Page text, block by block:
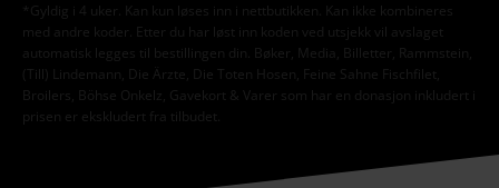
*Gyldig i 4 uker. Kan kun løses inn i nettbutikken. Kan ikke kombineres
med andre koder. Etter du har løst inn koden ved utsjekk vil avslaget
automatisk legges til bestillingen din. Bøker, Media, Billetter, Rammstein,
(Till) Lindemann, Die Ärzte, Die Toten Hosen, Feine Sahne Fischfilet,
Broilers, Böhse Onkelz, Gavekort & Varer som har en donasjon inkludert i
prisen er ekskludert fra tilbudet.